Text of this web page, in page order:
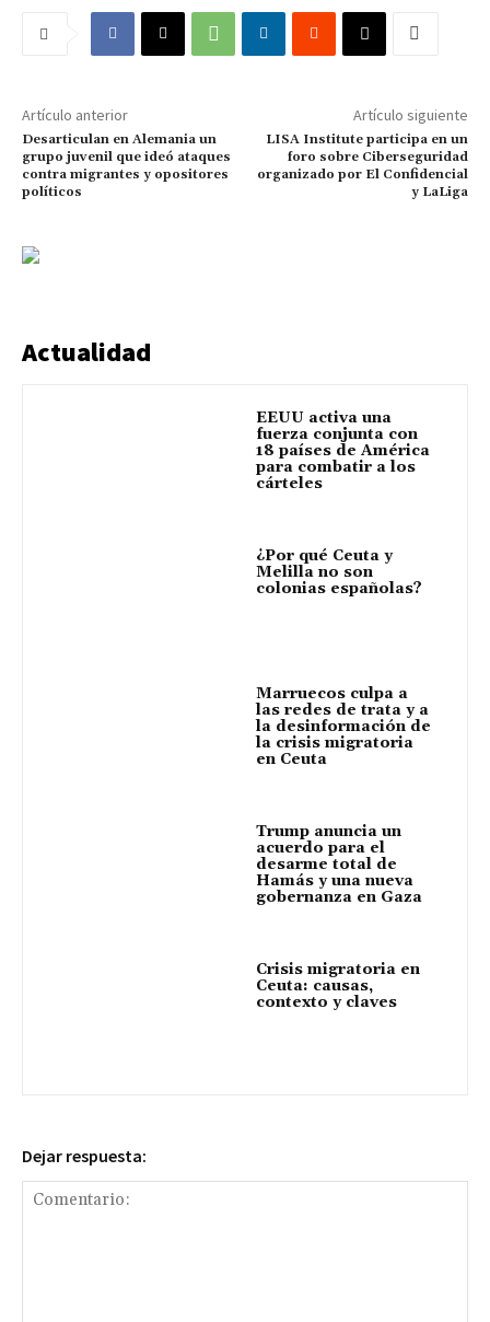
Artículo anterior
Desarticulan en Alemania un
grupo juvenil que ideó ataques
contra migrantes y opositores
políticos
Artículo siguiente
LISA Institute participa en un
foro sobre Ciberseguridad
organizado por El Confidencial
y LaLiga
Actualidad
EEUU activa una
fuerza conjunta con
18 países de América
para combatir a los
cárteles
¿Por qué Ceuta y
Melilla no son
colonias españolas?
Marruecos culpa a
las redes de trata y a
la desinformación de
la crisis migratoria
en Ceuta
Trump anuncia un
acuerdo para el
desarme total de
Hamás y una nueva
gobernanza en Gaza
Crisis migratoria en
Ceuta: causas,
contexto y claves
Dejar respuesta: